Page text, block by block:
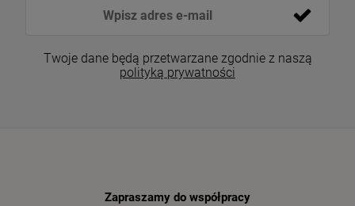
Twoje dane będą przetwarzane zgodnie z naszą
polityką prywatności
Zapraszamy do współpracy